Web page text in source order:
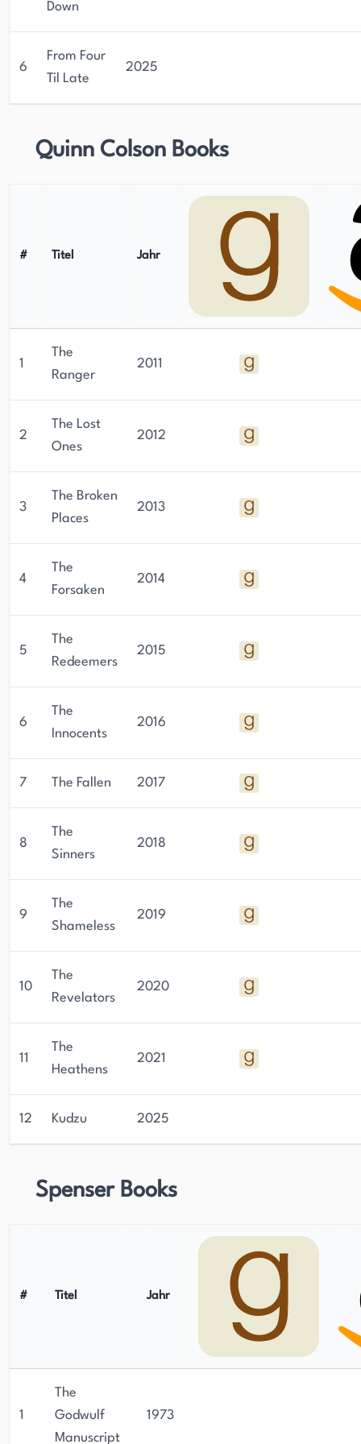
Down
6
From Four
Til Late
2025
Quinn Colson Books
# Titel Jahr
1
The
Ranger
2011
2
The Lost
Ones
2012
3
The Broken
Places
2013
4
The
Forsaken
2014
5
The
Redeemers
2015
6
The
Innocents
2016
7 The Fallen 2017
8
The
Sinners
2018
9
The
Shameless
2019
10
The
Revelators
2020
11
The
Heathens
2021
12 Kudzu 2025
Spenser Books
# Titel Jahr
1
The
Godwulf
Manuscript
1973